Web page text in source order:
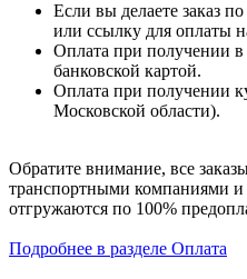
Если вы делаете заказ
или ссылку для оплаты
Оплата при получении
банковской картой.
Оплата при получении
Московской области).
Обратите внимание, все
транспортными компаниями
отгружаются по 100%
Подробнее в разделе Оплата